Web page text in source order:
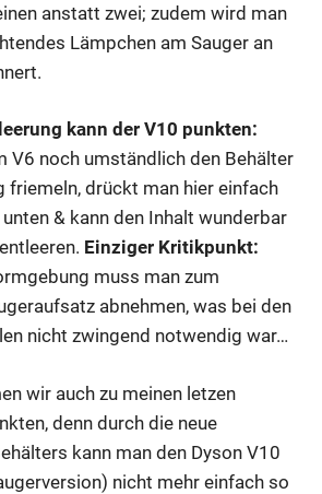
anstatt zwei; zudem wird man
Lämpchen am Sauger an
kann der V10 punkten:
V6 noch umständlich den Behälter
friemeln, drückt man hier einfach
& kann den Inhalt wunderbar
Einziger Kritikpunkt:
muss man zum
abnehmen, was bei den
nicht zwingend notwendig war…
wir auch zu meinen letzen
denn durch die neue
kann man den Dyson V10
nicht mehr einfach so